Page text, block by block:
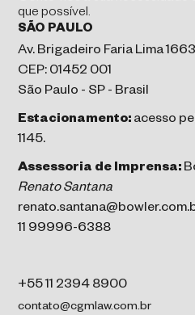
que possível.
SÃO PAULO
Av. Brigadeiro Faria Lima
CEP: 01452 001
São Paulo - SP - Brasil
Estacionamento: acesso
1145.
Assessoria de Imprensa:
Renato Santana
11 99996-6388
+55 11 2394 8900
contato@cgmlaw.com.br